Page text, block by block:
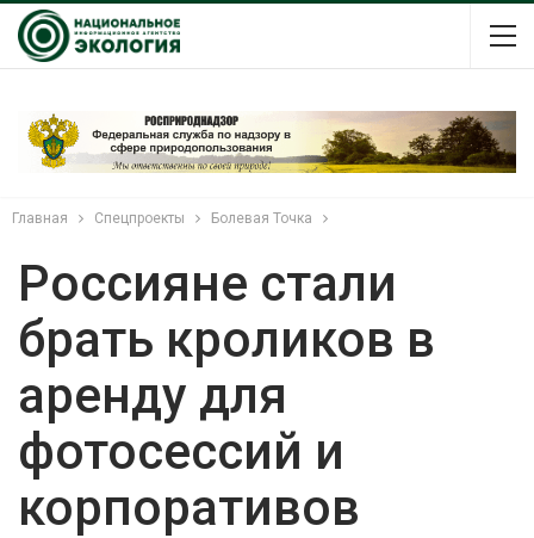
Главная Спецпроекты Болевая Точка
Россияне стали
брать кроликов в
аренду для
фотосессий и
корпоративов